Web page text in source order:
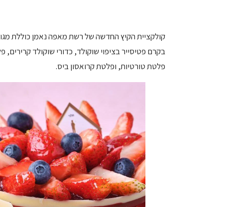
קולקציית הקיץ החדשה של רשת מאפה נאמן כוללת
בקרם פטיסייר בציפוי שוקולד, כדורי שוקולד
פלטת טורטיות, ופלטת קרואסון ביס.